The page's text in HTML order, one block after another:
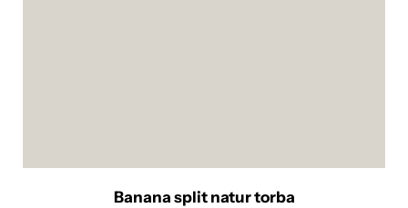
Banana split natur torba